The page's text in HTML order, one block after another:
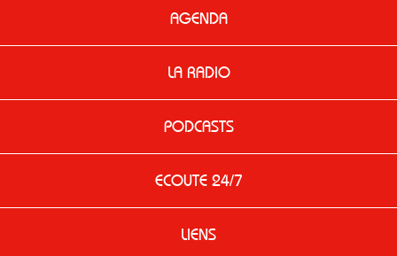
AGENDA
LA RADIO
PODCASTS
ECOUTE 24/7
LIENS